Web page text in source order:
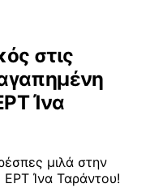
στις
Ίνα
μιλά στην
Ίνα Ταράντου!